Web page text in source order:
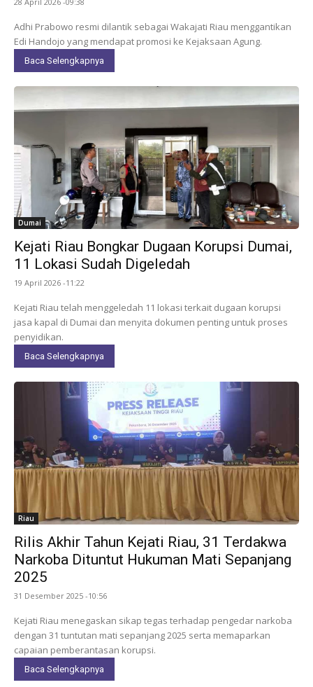
Adhi Prabowo resmi dilantik sebagai Wakajati Riau menggantikan
Edi Handojo yang mendapat promosi ke Kejaksaan Agung.
Baca Selengkapnya
Dumai
Kejati Riau Bongkar Dugaan Korupsi Dumai,
11 Lokasi Sudah Digeledah
19 April 2026 -11:22
Kejati Riau telah menggeledah 11 lokasi terkait dugaan korupsi
jasa kapal di Dumai dan menyita dokumen penting untuk proses
penyidikan.
Baca Selengkapnya
Riau
Rilis Akhir Tahun Kejati Riau, 31 Terdakwa
Narkoba Dituntut Hukuman Mati Sepanjang
2025
31 Desember 2025 -10:56
Kejati Riau menegaskan sikap tegas terhadap pengedar narkoba
dengan 31 tuntutan mati sepanjang 2025 serta memaparkan
capaian pemberantasan korupsi.
Baca Selengkapnya